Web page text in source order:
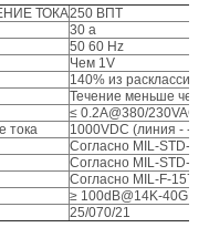
ТОКА250 ВПТ
30 a
50 60 Hz
Чем 1V
140% из
Течение меньше чем
≤ 0.2A@380/230VAC
тока
1000VDC (линия - -
Согласно MIL-STD-
Согласно MIL-STD-
Согласно MIL-F-15733
≥ 100dB@14K-40GHz
25/070/21